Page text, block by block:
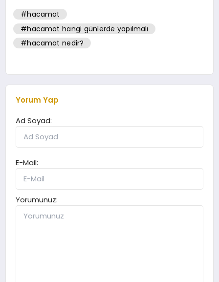
#hacamat
#hacamat hangi günlerde yapılmalı
#hacamat nedir?
Yorum Yap
Ad Soyad:
E-Mail:
Yorumunuz: